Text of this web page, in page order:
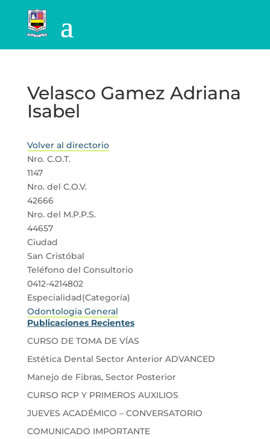
Velasco Gamez Adriana
Isabel
Volver al directorio
Nro. C.O.T.
1147
Nro. del C.O.V.
42666
Nro. del M.P.P.S.
44657
Ciudad
San Cristóbal
Teléfono del Consultorio
0412-4214802
Especialidad(Categoría)
Odontologia General
Publicaciones Recientes
CURSO DE TOMA DE VÍAS
Estética Dental Sector Anterior ADVANCED
Manejo de Fibras, Sector Posterior
CURSO RCP Y PRIMEROS AUXILIOS
JUEVES ACADÉMICO – CONVERSATORIO
COMUNICADO IMPORTANTE